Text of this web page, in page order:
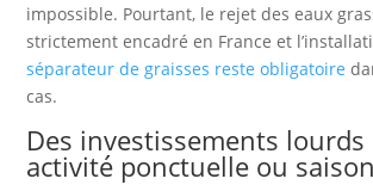
impossible. Pourtant, le rejet des eaux
strictement encadré en France et
séparateur de graisses reste obligatoire
cas.
Des investissements
activité ponctuelle ou